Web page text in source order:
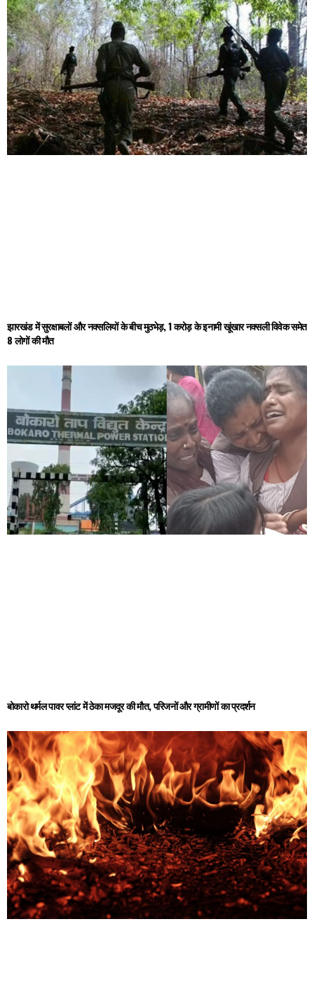
झारखंड में सुरक्षाबलों और नक्सलियों के बीच मुठभेड़, 1 करोड़ के इनामी खूंखार नक्सली विवेक समेत
8 लोगों की मौत
बोकारो थर्मल पावर प्लांट में ठेका मजदूर की मौत, परिजनों और ग्रामीणों का प्रदर्शन